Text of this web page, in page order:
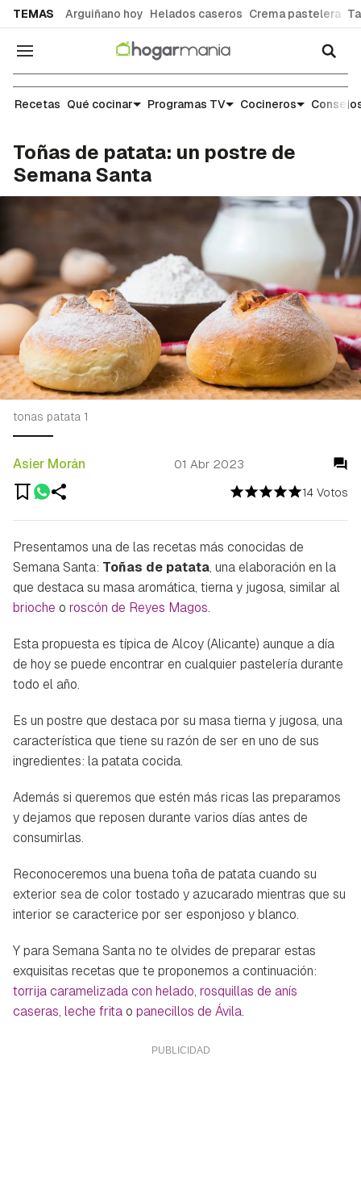
TEMAS Arguiñano hoy Helados caseros Crema pastelera
Navegación
Recetas
Recetas Qué cocinar Programas TV Cocineros
Toñas de patata: un postre de
Semana Santa
14 Votos
Asier Morán 01 Abr 2023
tonas patata 1
Presentamos una de las recetas más conocidas de
Semana Santa: Toñas de patata, una elaboración en la
que destaca su masa aromática, tierna y jugosa, similar al
brioche o roscón de Reyes Magos.
Esta propuesta es típica de Alcoy (Alicante) aunque a día
de hoy se puede encontrar en cualquier pastelería durante
todo el año.
Es un postre que destaca por su masa tierna y jugosa, una
característica que tiene su razón de ser en uno de sus
ingredientes: la patata cocida.
Además si queremos que estén más ricas las preparamos
y dejamos que reposen durante varios días antes de
consumirlas.
Reconoceremos una buena toña de patata cuando su
exterior sea de color tostado y azucarado mientras que su
interior se caracterice por ser esponjoso y blanco.
Y para Semana Santa no te olvides de preparar estas
exquisitas recetas que te proponemos a continuación:
torrija caramelizada con helado, rosquillas de anís
caseras, leche fritao panecillos de Ávila.